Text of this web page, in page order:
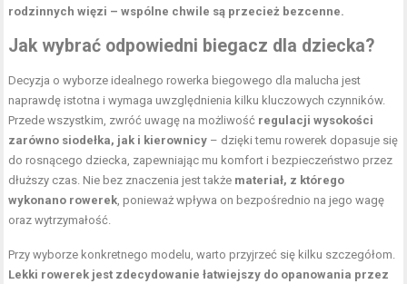
rodzinnych więzi – wspólne chwile są przecież bezcenne.
Jak wybrać odpowiedni biegacz dla dziecka?
Decyzja o wyborze idealnego rowerka biegowego dla malucha jest
naprawdę istotna i wymaga uwzględnienia kilku kluczowych czynników.
Przede wszystkim, zwróć uwagę na możliwość regulacji wysokości
zarówno siodełka, jak i kierownicy – dzięki temu rowerek dopasuje się
do rosnącego dziecka, zapewniając mu komfort i bezpieczeństwo przez
dłuższy czas. Nie bez znaczenia jest także materiał, z którego
wykonano rowerek , ponieważ wpływa on bezpośrednio na jego wagę
oraz wytrzymałość.
Przy wyborze konkretnego modelu, warto przyjrzeć się kilku szczegółom.
Lekki rowerek jest zdecydowanie łatwiejszy do opanowania przez